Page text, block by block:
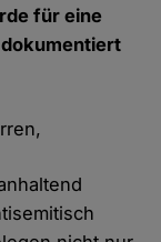
für eine